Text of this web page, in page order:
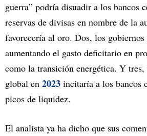
guerra” podría disuadir a los bancos
reservas de divisas en nombre de la
favorecería al oro. Dos, los gobiernos
aumentando el gasto deficitario en
como la transición energética. Y
global en 2023 incitaría a los bancos
picos de liquidez.
El analista ya ha dicho que sus